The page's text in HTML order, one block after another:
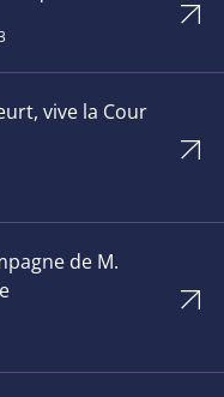
vive la Cour
de M.